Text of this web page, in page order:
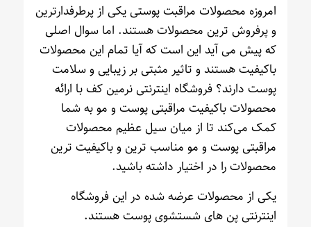
امروزه محصولات مراقبت پوستی یکی از پرطرفدارترین
و پرفروش ترین محصولات هستند. اما سوال اصلی
که پیش می آید این است که آیا تمام این محصولات
باکیفیت هستند و تاثیر مثبتی بر زیبایی و سلامت
پوست دارند؟ فروشگاه اینترنتی نرمین کف با ارائه
محصولات باکیفیت مراقبتی پوست و مو به شما
کمک می‌کند تا از میان سیل عظیم محصولات
مراقبتی پوست و مو مناسب ترین و باکیفیت ترین
محصولات را در اختیار داشته باشید.
یکی از محصولات عرضه شده در این فروشگاه
اینترنتی پن های شستشوی پوست هستند.